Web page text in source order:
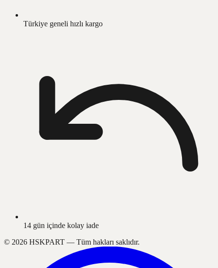
Türkiye geneli hızlı kargo
14 gün içinde kolay iade
© 2026 HSKPART — Tüm hakları saklıdır.